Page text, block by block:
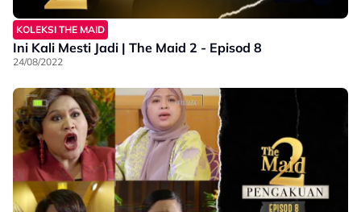
KOLEKSI THE MAID
Ini Kali Mesti Jadi | The Maid 2 - Episod 8
24/08/2022